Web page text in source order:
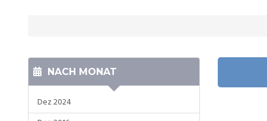
NACH MONAT
Dez 2024